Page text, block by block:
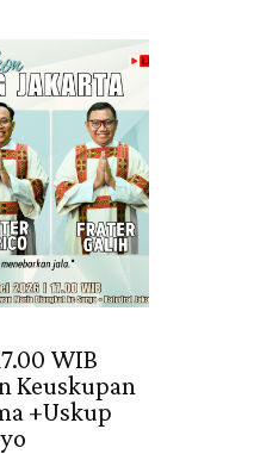
WIB
Keuskupan
+Uskup